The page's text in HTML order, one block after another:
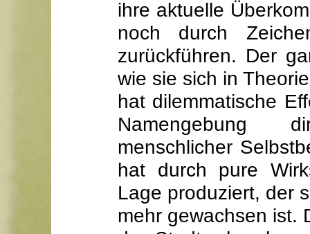
ihre aktuelle
noch durch
zurückführen. Der
wie sie sich in
hat dilemmatische
Namengebung
menschlicher
hat durch pure
Lage produziert, der
mehr gewachsen ist.